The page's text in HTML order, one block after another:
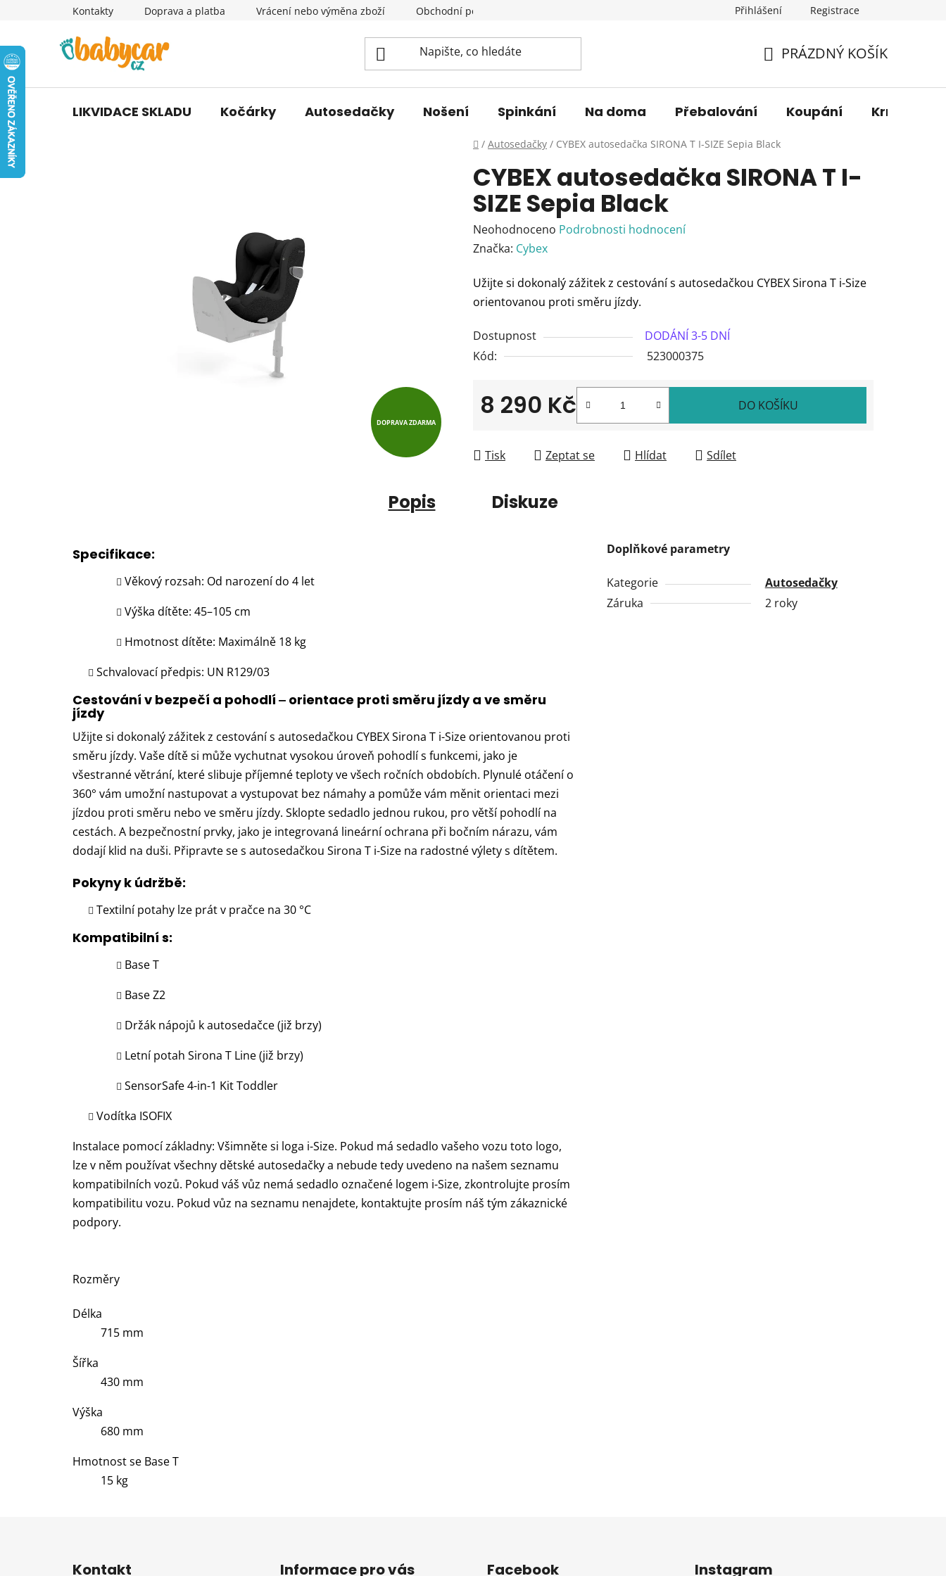
Kontakty Doprava a platba Vrácení nebo výměna zboží Obchodní podmínky Věrnostní sleva O nás
Přihlášení Registrace
KOŠÍK
PRÁZDNÝ KOŠÍK
LIKVIDACE SKLADU Kočárky Autosedačky Nošení Spinkání Na doma Přebalování Koupání Krmení
Domů
/ Autosedačky / CYBEX autosedačka SIRONA T I-SIZE Sepia Black
CYBEX autosedačka SIRONA T I-
SIZE Sepia Black
Průměrné
hodnocení
je
0,0
5
hvězdiček.
Neohodnoceno Podrobnosti hodnocení
Značka: Cybex
Užijte si dokonalý zážitek z cestování s autosedačkou CYBEX Sirona T i-Size
orientovanou proti směru jízdy.
Dostupnost
DODÁNÍ 3-5 DNÍ
Kód:
523000375
8 290 Kč DO KOŠÍKU
Tisk Zeptat se Hlídat Sdílet
DOPRAVA ZDARMA
Popis Diskuze
Specifikace:
Věkový rozsah: Od narození do 4 let
Výška dítěte: 45–105 cm
Hmotnost dítěte: Maximálně 18 kg
Schvalovací předpis: UN R129/03
Cestování v bezpečí a pohodlí ‒ orientace proti směru jízdy a ve směru
jízdy
Užijte si dokonalý zážitek z cestování s autosedačkou CYBEX Sirona T i-Size orientovanou proti
směru jízdy. Vaše dítě si může vychutnat vysokou úroveň pohodlí s funkcemi, jako je
všestranné větrání, které slibuje příjemné teploty ve všech ročních obdobích. Plynulé otáčení o
360° vám umožní nastupovat a vystupovat bez námahy a pomůže vám měnit orientaci mezi
jízdou proti směru nebo ve směru jízdy. Sklopte sedadlo jednou rukou, pro větší pohodlí na
cestách. A bezpečnostní prvky, jako je integrovaná lineární ochrana při bočním nárazu, vám
dodají klid na duši. Připravte se s autosedačkou Sirona T i-Size na radostné výlety s dítětem.
Pokyny k údržbě:
Textilní potahy lze prát v pračce na 30 °C
Kompatibilní s:
Base T
Base Z2
Držák nápojů k autosedačce (již brzy)
Letní potah Sirona T Line (již brzy)
SensorSafe 4-in-1 Kit Toddler
Vodítka ISOFIX
Instalace pomocí základny: Všimněte si loga i-Size. Pokud má sedadlo vašeho vozu toto logo,
lze v něm používat všechny dětské autosedačky a nebude tedy uvedeno na našem seznamu
kompatibilních vozů. Pokud váš vůz nemá sedadlo označené logem i-Size, zkontrolujte prosím
kompatibilitu vozu. Pokud vůz na seznamu nenajdete, kontaktujte prosím náš tým zákaznické
podpory.
Rozměry
Délka
715 mm
Šířka
430 mm
Výška
680 mm
Hmotnost se Base T
15 kg
Doplňkové parametry
Kategorie
Autosedačky
Záruka
2 roky
Kontakt Informace pro vás Facebook Instagram